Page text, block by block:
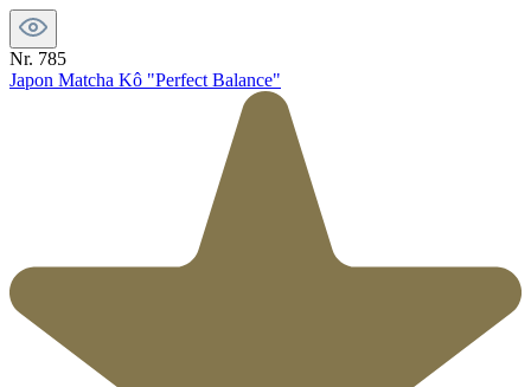
Nr. 785
Japon Matcha Kô "Perfect Balance"